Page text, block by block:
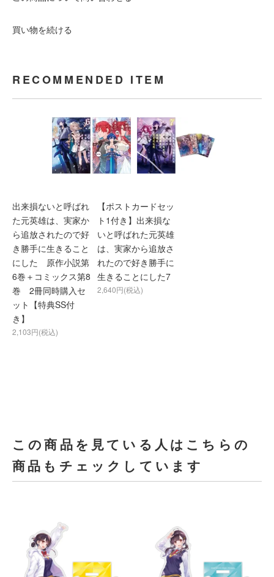
買い物を続ける
RECOMMENDED ITEM
出来損ないと呼ばれ
た元英雄は、実家か
ら追放されたので好
き勝手に生きること
にした 原作小説第
6巻＋コミックス第8
巻 2冊同時購入セ
ット【特典SS付
き】
2,103円(税込)
【ポストカードセッ
ト1付き】出来損な
いと呼ばれた元英雄
は、実家から追放さ
れたので好き勝手に
生きることにした7
2,640円(税込)
この商品を見ている人はこちらの
商品もチェックしています